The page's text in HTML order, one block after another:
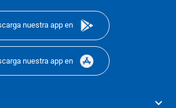
nuestra app en
nuestra app en